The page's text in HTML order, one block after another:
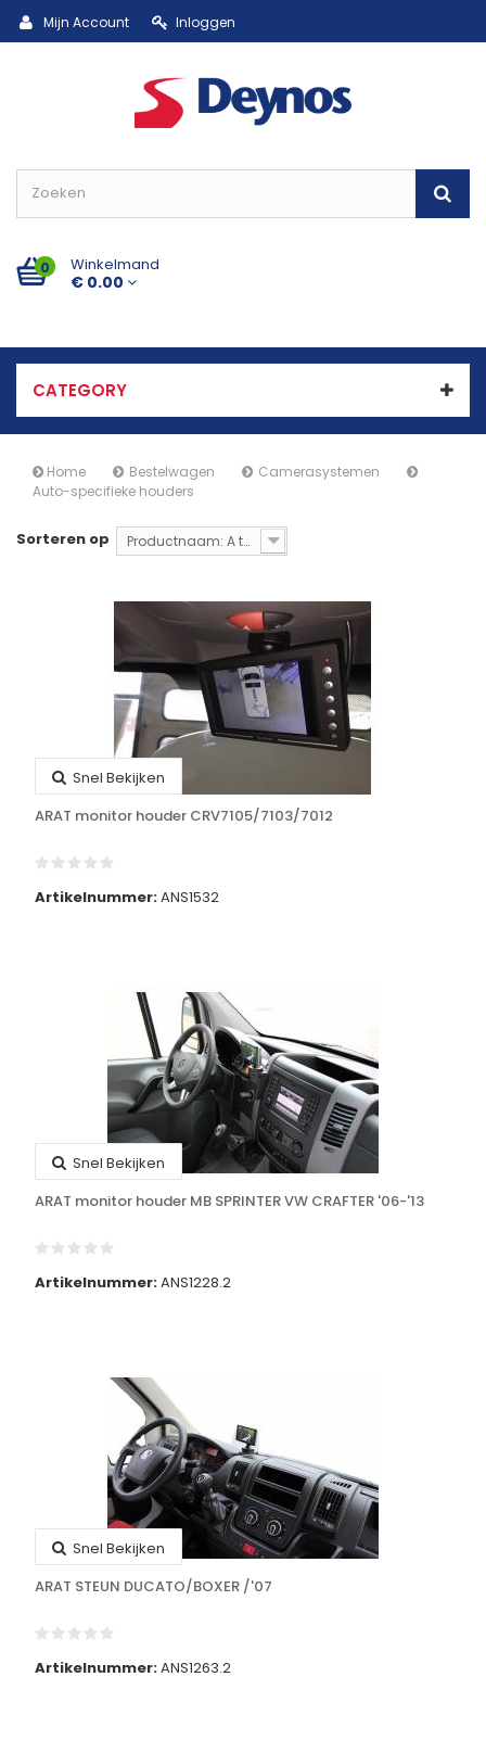
Mijn Account Inloggen
0 Winkelmand
€ 0.00
CATEGORY
Home Bestelwagen
Camerasystemen
Auto-specifieke houders
Sorteren op Productnaam: A tot Z
Snel Bekijken
ARAT monitor houder CRV7105/7103/7012
Artikelnummer:ANS1532
Snel Bekijken
ARAT monitor houder MB SPRINTER VW CRAFTER '06-'13
Artikelnummer:ANS1228.2
Snel Bekijken
ARAT STEUN DUCATO/BOXER /'07
Artikelnummer:ANS1263.2